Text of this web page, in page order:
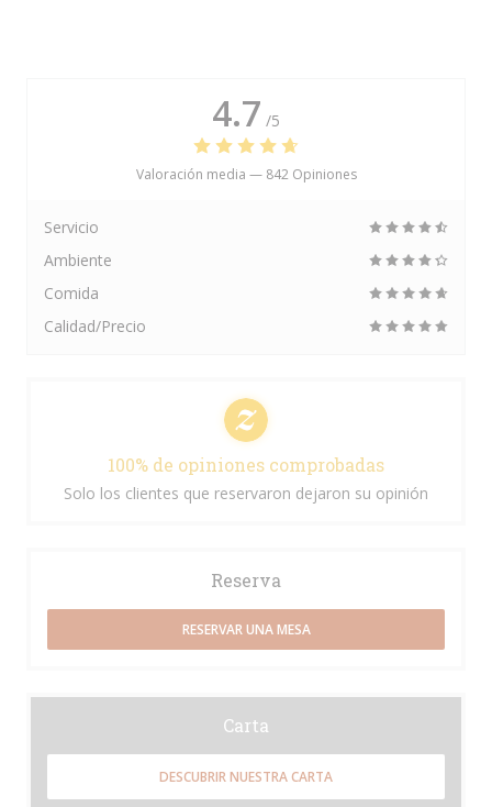
4.7 /5
Valoración media — 842 Opiniones
Servicio
Ambiente
Comida
Calidad/Precio
100% de opiniones comprobadas
Solo los clientes que reservaron dejaron su opinión
Reserva
RESERVAR UNA MESA
Carta
DESCUBRIR NUESTRA CARTA